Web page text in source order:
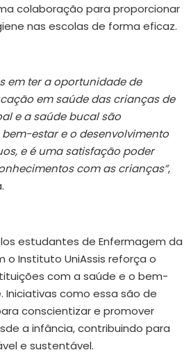
colaboração para proporcionar
nas escolas de forma eficaz.
em ter a oportunidade de
em saúde das crianças de
e a saúde bucal são
estar e o desenvolvimento
e é uma satisfação poder
com as crianças”,
estudantes de Enfermagem da
o Instituto UniAssis reforça o
com a saúde e o bem-
Iniciativas como essa são de
conscientizar e promover
a infância, contribuindo para
e sustentável.